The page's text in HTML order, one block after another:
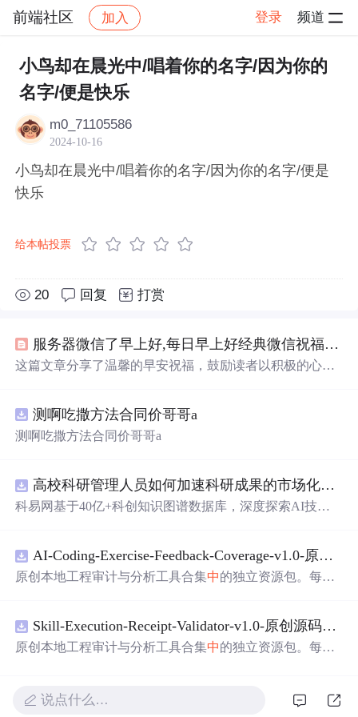
前端社区 加入 登录 频道
社区 前端社区 感慨 帖子详情
小鸟却在晨光中/唱着你的名字/因为你的
名字/便是快乐
m0_71105586
2024-10-16
小鸟却在晨光中/唱着你的名字/因为你的名字/便是
快乐
给本帖投票
20 回复 打赏
服务器微信了早上好,每日早上好经典微信祝福晨语（25页）-原创力文档
这篇文章分享了温馨的早安祝福，鼓励读者以积极的心态
测啊吃撒方法合同价哥哥a
测啊吃撒方法合同价哥哥a
高校科研管理人员如何加速科研成果的市场化转化？.docx
科易网基于40亿+科创知识图谱数据库，深度探索AI技术
新领域的AI+数智化解决方案，推动科技创新与产业创新
智能化发展。
AI-Coding-Exercise-Feedback-Coverage-v1.0-原创源码与文档.zip
原创本地工程审计与分析工具合集中的独立资源包。每个
README、运行说明、功能清单、MIT License及原创与授
权声明。解压后进入project目录，执行npm test验证算法，
目源码、Logo、官方截图、论文、生产日志或其他受限素
材。适合前端开发、AI应用工程、测试审计和课程实践。
Skill-Execution-Receipt-Validator-v1.0-原创源码与文档.zip
原创本地工程审计与分析工具合集中的独立资源包。每个
README、运行说明、功能清单、MIT License及原创与授
说点什么…